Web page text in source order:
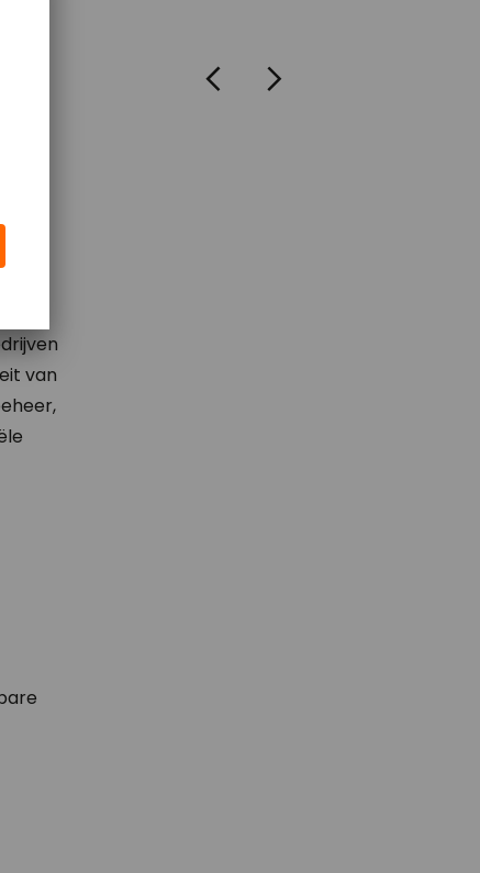
van